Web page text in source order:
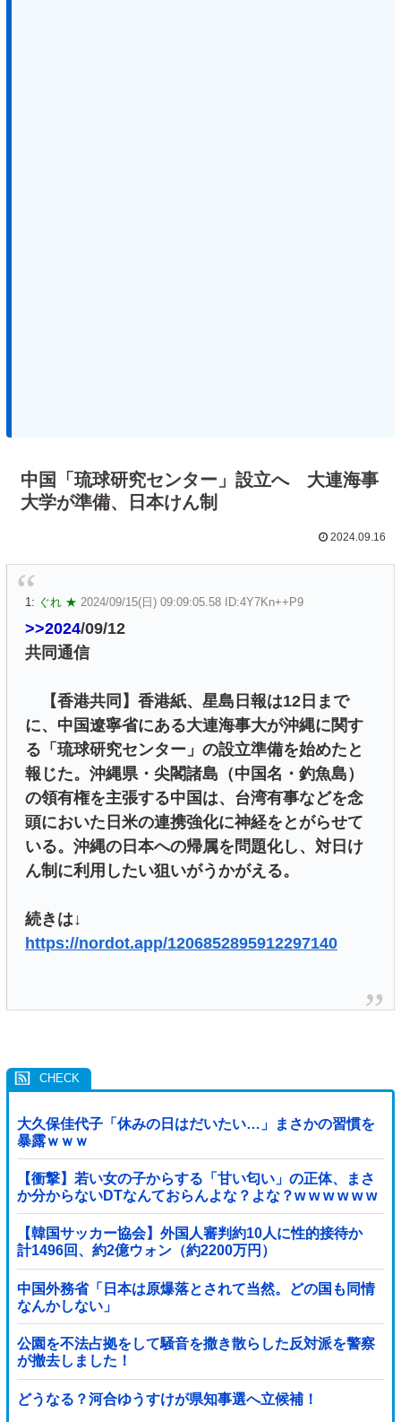
中国「琉球研究センター」設立へ 大連海事
大学が準備、日本けん制
2024.09.16
1: ぐれ ★ 2024/09/15(日) 09:09:05.58 ID:4Y7Kn++P9
>>2024/09/12
共同通信
【香港共同】香港紙、星島日報は12日まで
に、中国遼寧省にある大連海事大が沖縄に関す
る「琉球研究センター」の設立準備を始めたと
報じた。沖縄県・尖閣諸島（中国名・釣魚島）
の領有権を主張する中国は、台湾有事などを念
頭においた日米の連携強化に神経をとがらせて
いる。沖縄の日本への帰属を問題化し、対日け
ん制に利用したい狙いがうかがえる。
続きは↓
https://nordot.app/1206852895912297140
大久保佳代子「休みの日はだいたい…」まさかの習慣を
暴露ｗｗｗ
【衝撃】若い女の子からする「甘い匂い」の正体、まさ
か分からないDTなんておらんよな？よな？w w w w w w
w w w w w
【韓国サッカー協会】外国人審判約10人に性的接待か
計1496回、約2億ウォン（約2200万円）
中国外務省「日本は原爆落とされて当然。どの国も同情
なんかしない」
公園を不法占拠をして騒音を撒き散らした反対派を警察
が撤去しました！
どうなる？河合ゆうすけが県知事選へ立候補！